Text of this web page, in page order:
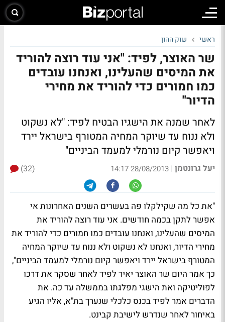
ראשי שוק ההון
שר האוצר, לפיד: "אני עוד רוצה להוריד
את המיסים שהעלינו, ואנחנו עובדים
כמו חמורים כדי להוריד את מחירי
הדיור"
לאחר שמנה את הישגיו הבטיח לפיד: "לא נשקוט
ולא ננוח עד שיוקר המחיה המטורף בישראל יירד
ויאפשר קיום נורמלי למעמד הביניים"
יעל גרונטמן |
28/08/2013 14:17
(32)
"את כל מה שקילקלו פה בעשרים השנים האחרונות אי
אפשר לתקן בכמה חודשים. אני עוד רוצה להוריד את
המיסים שהעלינו, ואנחנו עובדים כמו חמורים כדי להוריד את
מחירי הדיור, ואנחנו לא נשקוט ולא ננוח עד שיוקר המחיה
המטורף בישראל יירד ויאפשר קיום נורמלי למעמד הביניים",
כך אמר היום שר האוצר יאיר לפיד לאחר שסקר את דרכו
לפוליטיקה ואת הישגי מפלגתו בממשלה עד כה. את
הדברים אמר לפיד בכנס כלכלי שנערך בת"א, אליו הגיע
באיחור לאחר שנדרש לישיבת קבינט.